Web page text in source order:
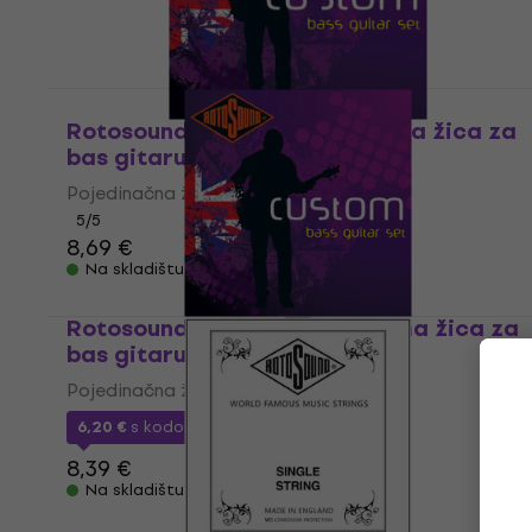
Rotosound SBL065 Pojedinačna žica za
bas gitaru
Pojedinačna žica za bas gitaru
5/5
8,69 €
Na skladištu
Rotosound SBL090 Pojedinačna žica za
bas gitaru
Pojedinačna žica za bas gitaru
6,20 € s kodom
8,39 €
Na skladištu